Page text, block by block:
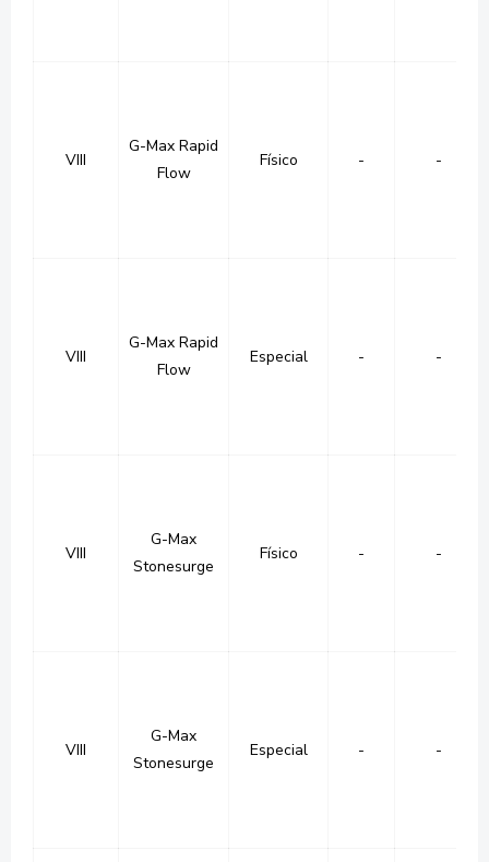
VIII
G-Max Rapid
Flow
Físico - -
VIII
G-Max Rapid
Flow
Especial - -
VIII
G-Max
Stonesurge
Físico - -
VIII
G-Max
Stonesurge
Especial - -